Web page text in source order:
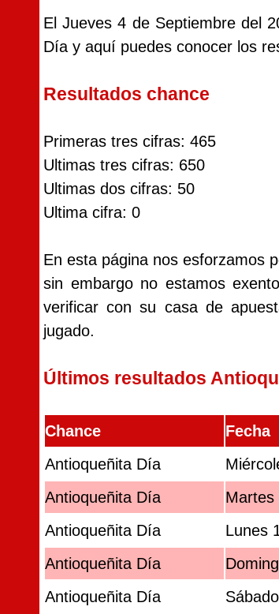
El Jueves 4 de Septiembre del
Día y aquí puedes conocer los
Resultados chance
Primeras tres cifras: 465
Ultimas tres cifras: 650
Ultimas dos cifras: 50
Ultima cifra: 0
En esta página nos esforzamos
sin embargo no estamos
verificar con su casa de
jugado.
Últimos resultados
Chance Fecha
Antioqueñita Día
Antioqueñita Día
Martes
Antioqueñita Día
Lunes
Antioqueñita Día
Antioqueñita Día